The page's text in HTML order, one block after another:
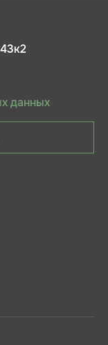
данных